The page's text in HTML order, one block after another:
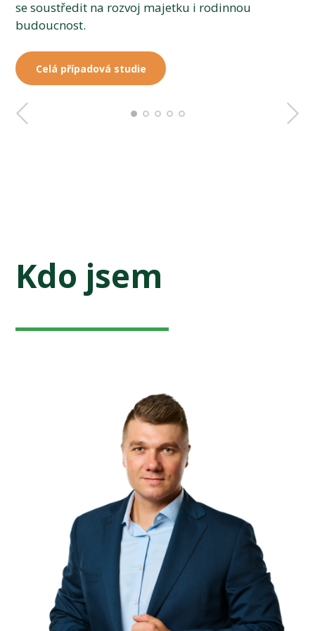
se soustředit na rozvoj majetku i rodinnou
budoucnost.
Celá případová studie
Celá případová studie
Celá případová studie
Celá případová studie
Celá případová studie
Kdo jsem